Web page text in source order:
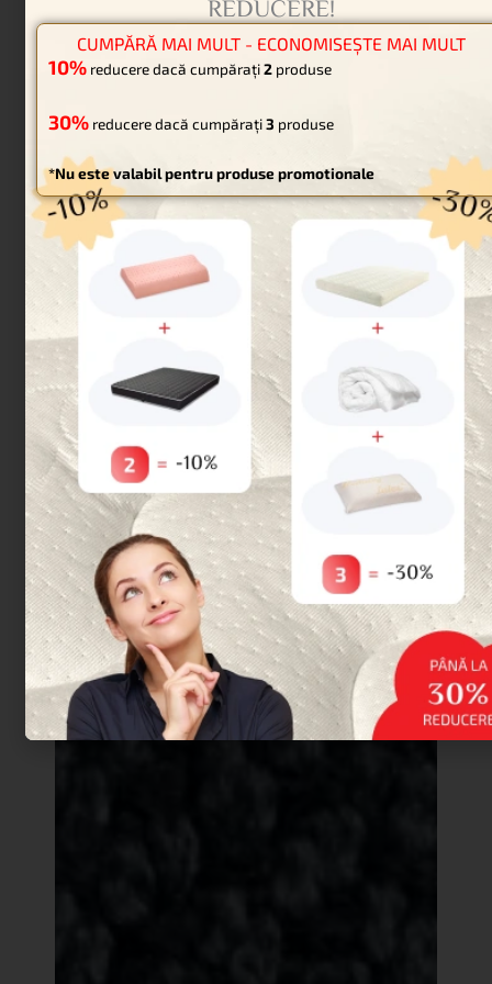
DAMASC ÎNLOCUIBIL
Damascul înlocuibil este ușor de întreținut deoarece
poate fi spălat la mașină. Poate fi comandat separat
pentru înlocuire interioară sau uzură. Fabricat din
damasc dublu tratat premium – hidrofug și ignifug.
ALEGERE DIN 12 CULORI